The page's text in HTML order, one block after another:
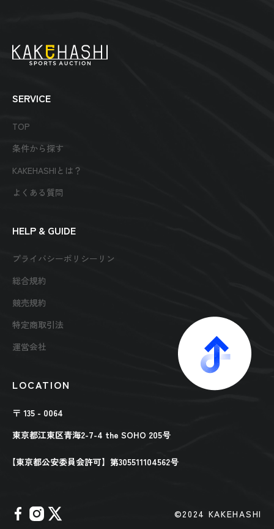
SERVICE
TOP
条件から探す
KAKEHASHIとは？
よくある質問
HELP & GUIDE
プライバシーポリシーリン
総合規約
競売規約
特定商取引法
運営会社
LOCATION
〒 135 - 0064
東京都江東区青海2-7-4 the SOHO 205号
【東京都公安委員会許可】第305511104562号
©︎2024 KAKEHASHI